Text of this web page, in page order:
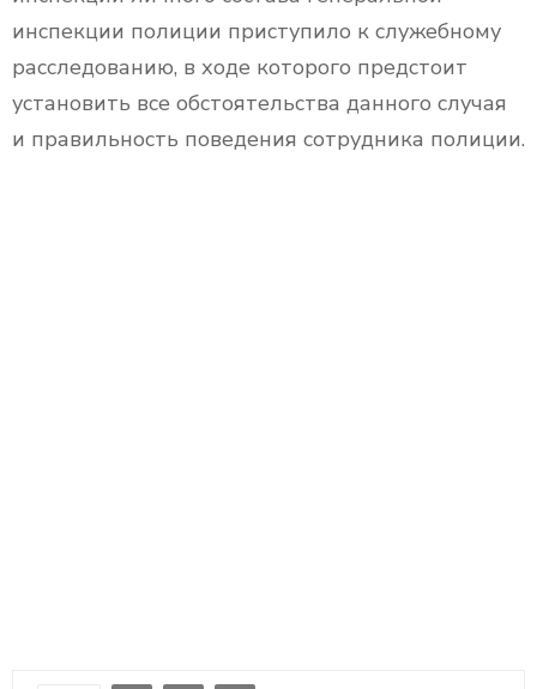
инспекции полиции приступило к служебному
расследованию, в ходе которого предстоит
установить все обстоятельства данного случая
и правильность поведения сотрудника полиции.